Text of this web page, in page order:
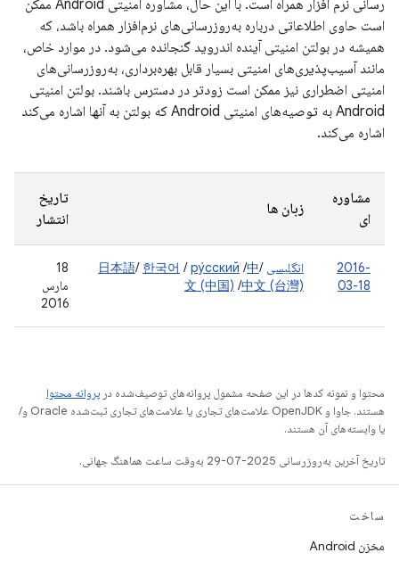
رسانی نرم افزار همراه است. با این حال، مشاوره امنیتی Android ممکن
است حاوی اطلاعاتی درباره به‌روزرسانی‌های نرم‌افزار همراه باشد، که
همیشه در بولتن امنیتی آینده اندروید گنجانده می‌شود. در موارد خاص،
مانند آسیب‌پذیری‌های امنیتی بسیار قابل بهره‌برداری، به‌روزرسانی‌های
امنیتی اضطراری نیز ممکن است زودتر در دسترس باشند. بولتن امنیتی
Android به توصیه‌های امنیتی Android که بولتن به آنها اشاره می‌کند
اشاره می‌کند.
مشاوره
ای
زبان ها
تاریخ
انتشار
2016-
03-18
انگلیسی /
日本語/ 한국어 /ру́сский /中
文 (中国) /中文 (台灣)
18
مارس
2016
محتوا و نمونه کدها در این صفحه مشمول پروانه‌های توصیف‌شده در پروانه محتوا
هستند. جاوا و OpenJDK علامت‌های تجاری یا علامت‌های تجاری ثبت‌شده Oracle و/
یا وابسته‌های آن هستند.
تاریخ آخرین به‌روزرسانی 2025-07-29 به‌وقت ساعت هماهنگ جهانی.
ساخت
مخزن Android